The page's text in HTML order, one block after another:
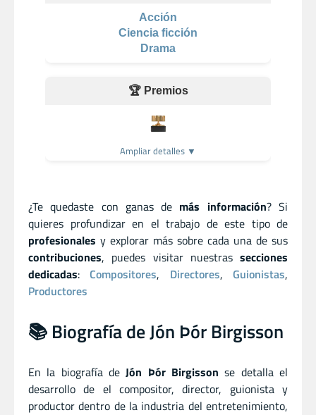
Acción
Ciencia ficción
Drama
🏆 Premios
Ampliar detalles ▼
¿Te quedaste con ganas de más información? Si
quieres profundizar en el trabajo de este tipo de
profesionales y explorar más sobre cada una de sus
contribuciones, puedes visitar nuestras secciones
dedicadas:Compositores, Directores,Guionistas,
Productores
📚 Biografía de Jón Þór Birgisson
En la biografía deJón Þór Birgisson se detalla el
desarrollo de el compositor,director, guionistay
productor dentro de la industria del entretenimiento,